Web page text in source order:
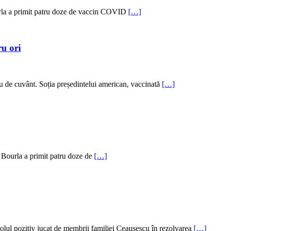
a primit patru doze de vaccin COVID […]
ori
cuvânt. Soția președintelui american, vaccinată […]
a primit patru doze de […]
pozitiv jucat de membrii familiei Ceauşescu în rezolvarea […]